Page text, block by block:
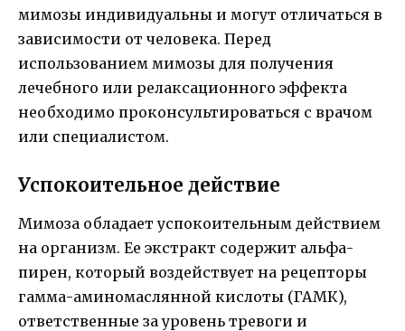
мимозы индивидуальны и могут отличаться в
зависимости от человека. Перед
использованием мимозы для получения
лечебного или релаксационного эффекта
необходимо проконсультироваться с врачом
или специалистом.
Успокоительное действие
Мимоза обладает успокоительным действием
на организм. Ее экстракт содержит альфа-
пирен, который воздействует на рецепторы
гамма-аминомаслянной кислоты (ГАМК),
ответственные за уровень тревоги и